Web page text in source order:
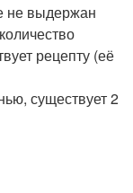
не выдержан
рецепту (её
существует 2